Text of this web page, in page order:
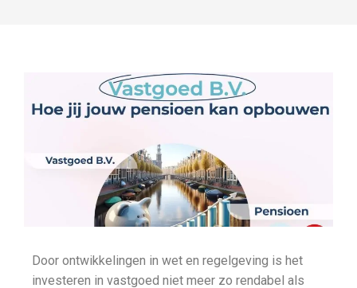
Door ontwikkelingen in wet en regelgeving is het
investeren in vastgoed niet meer zo rendabel als